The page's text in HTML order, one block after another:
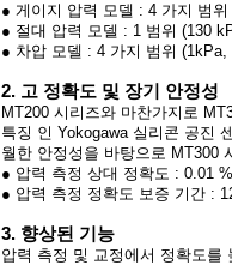
● 게이지 압력 모델 : 4 가지 범
● 절대 압력 모델 : 1 범위 (130
● 차압 모델 : 4 가지 범위
2. 고 정확도 및 장기 안정성
MT200 시리즈와 마찬가지로
특징 인 Yokogawa 실리콘 공진
월한 안정성을 바탕으로 MT300
● 압력 측정 상대 정확도 : 0.01 %
● 압력 측정 정확도 보증 기간 :
3. 향상된 기능
압력 측정 및 교정에서 정확도를